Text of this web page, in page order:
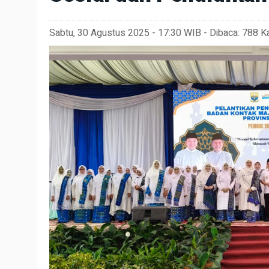
Sabtu, 30 Agustus 2025 - 17:30 WIB - Dibaca: 788